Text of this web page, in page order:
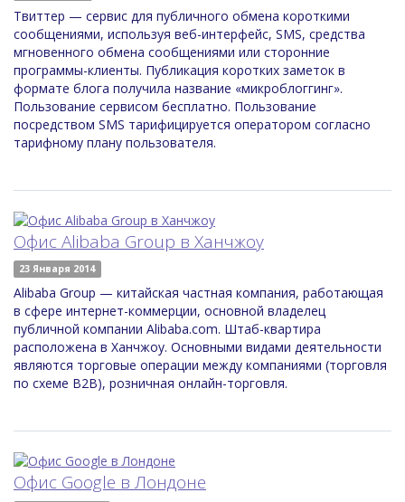
Твиттер — сервис для публичного обмена короткими
сообщениями, используя веб-интерфейс, SMS, средства
мгновенного обмена сообщениями или сторонние
программы-клиенты. Публикация коротких заметок в
формате блога получила название «микроблоггинг».
Пользование сервисом бесплатно. Пользование
посредством SMS тарифицируется оператором согласно
тарифному плану пользователя.
Офис Alibaba Group в Ханчжоу
23 Января 2014
Alibaba Group — китайская частная компания, работающая
в сфере интернет-коммерции, основной владелец
публичной компании Alibaba.com. Штаб-квартира
расположена в Ханчжоу. Основными видами деятельности
являются торговые операции между компаниями (торговля
по схеме B2B), розничная онлайн-торговля.
Офис Google в Лондоне